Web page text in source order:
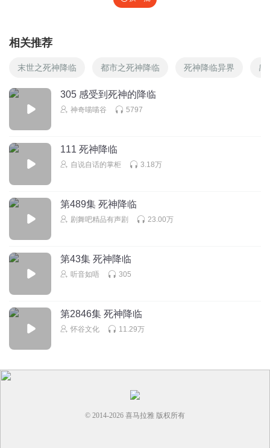
相关推荐
末世之死神降临 都市之死神降临 死神降临异界 感
305 感受到死神的降临
神奇喵喵谷 5797
111 死神降临
自说自话的掌柜 3.18万
第489集 死神降临
剧舞吧精品有声剧 23.00万
第43集 死神降临
听音如唔 305
第2846集 死神降临
怀谷文化 11.29万
© 2014-2026 喜马拉雅 版权所有